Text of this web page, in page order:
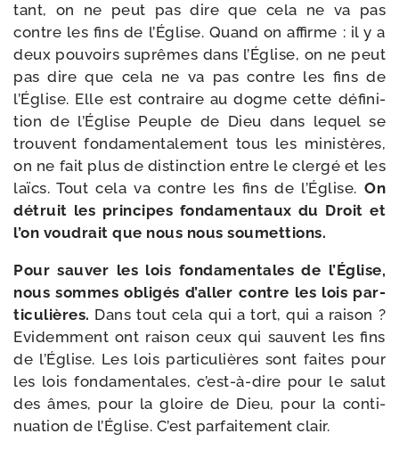
tant, on ne peut pas dire que cela ne va pas
contre les fins de l’Église. Quand on affirme : il y a
deux pou­voirs suprêmes dans l’Église, on ne peut
pas dire que cela ne va pas contre les fins de
l’Église. Elle est contraire au dogme cette défi­ni­
tion de l’Église Peuple de Dieu dans lequel se
trouvent fon­da­men­ta­le­ment tous les minis­tères,
on ne fait plus de dis­tinc­tion entre le cler­gé et les
laïcs. Tout cela va contre les fins de l’Église. On
détruit les prin­cipes fon­da­men­taux du Droit et
l’on vou­drait que nous nous soumettions.
Pour sau­ver les lois fon­da­men­tales de l’Église,
nous sommes obli­gés d’aller contre les lois par­
ti­cu­lières. Dans tout cela qui a tort, qui a rai­son ?
Evidemment ont rai­son ceux qui sauvent les fins
de l’Église. Les lois par­ti­cu­lières sont faites pour
les lois fon­da­men­tales, c’est-à-dire pour le salut
des âmes, pour la gloire de Dieu, pour la conti­
nua­tion de l’Église. C’est par­fai­te­ment clair.